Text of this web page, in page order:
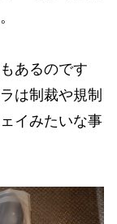
あるのです
は制裁や規制
イみたいな事